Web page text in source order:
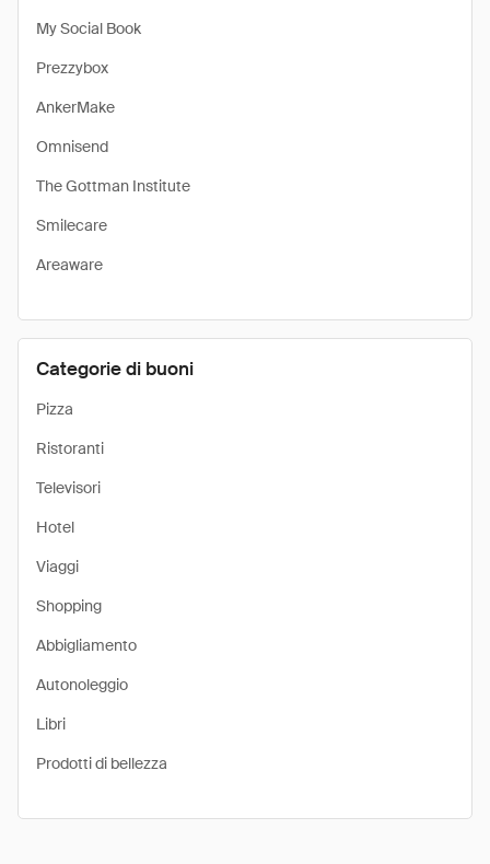
My Social Book
Prezzybox
AnkerMake
Omnisend
The Gottman Institute
Smilecare
Areaware
Categorie di buoni
Pizza
Ristoranti
Televisori
Hotel
Viaggi
Shopping
Abbigliamento
Autonoleggio
Libri
Prodotti di bellezza